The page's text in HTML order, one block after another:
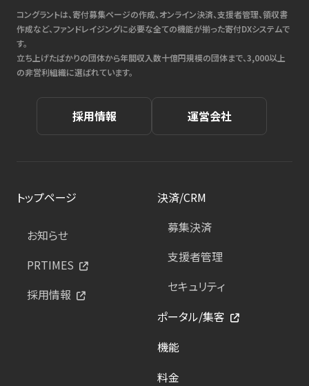
コングラントは、寄付募集ページの作成、オンライン決済、支援者管理、領収書
作成など、ファンドレイジングに必要な全ての機能が揃った寄付DXシステムで
す。
立ち上げたばかりの団体から年間収入数十億円規模の団体まで、3,000以上
の非営利組織に選ばれています。
採用情報 運営会社
トップページ
お知らせ
PRTIMES
採用情報
決済/CRM
募集決済
支援者管理
セキュリティ
ポータル/集客
機能
料金